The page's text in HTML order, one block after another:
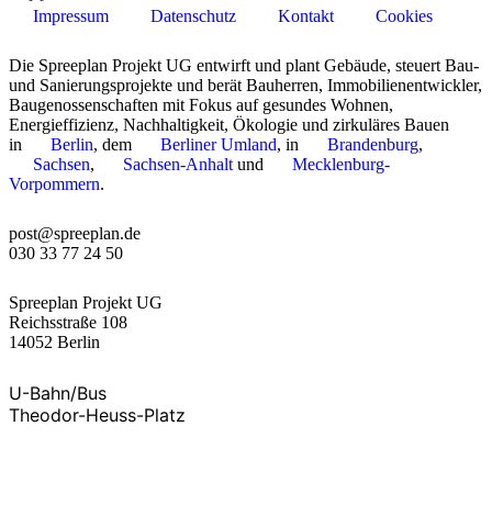
Neubau eines Fachwerkgebäudes für Seminare auf dem Flusshof
Holzweichfaserdämmung, Lehm- und Kalkoberflächen sowie Solar-
Strom für Gebäude und Hof liefern.
Neubau eines ökologischen Wochenendhauses im
Holzhaus mit 60 m² Grundfläche im Naturschutzgebiet, gebaut aus
Deckenheizmatten, Photovoltaikdach und Pflanzenkläranlage.
Ökologischer Anbau für ein Einfamilienhaus
Kleiner Holzanbau an ein Einfamilienhaus in der Mecklenburgischen
Holzrahmenkonstruktion, Hanf- und Holzweichfaserdämmung,
Neubau eines Zweifamilienhauses in Strohballen-
Impressum Datenschutz Kontakt Cookies
Die Spreeplan Projekt UG entwirft und plant Gebäude, steuert Bau-
und Sanierungsprojekte und berät Bauherren, Immobilienentwickler,
Baugenossenschaften mit Fokus auf gesundes Wohnen,
Energieffizienz, Nachhaltigkeit, Ökologie und zirkuläres Bauen
in
Berlin, dem Berliner Umland, in Brandenburg,
Sachsen, Sachsen-Anhalt und
Mecklenburg-
Vorpommern.
post@spreeplan.de
030 33 77 24 50
Spreeplan Projekt UG
Reichsstraße 108
14052 Berlin
U-Bahn/Bus
Theodor-Heuss-Platz